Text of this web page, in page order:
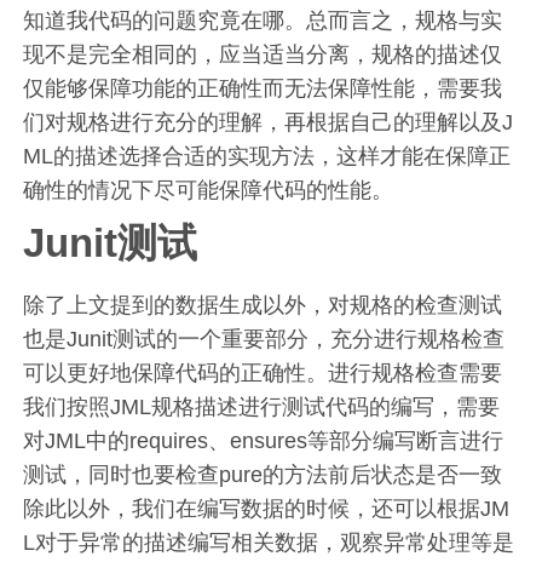
知道我代码的问题究竟在哪。总而言之，规格与实
现不是完全相同的，应当适当分离，规格的描述仅
仅能够保障功能的正确性而无法保障性能，需要我
们对规格进行充分的理解，再根据自己的理解以及J
ML的描述选择合适的实现方法，这样才能在保障正
确性的情况下尽可能保障代码的性能。
Junit测试
除了上文提到的数据生成以外，对规格的检查测试
也是Junit测试的一个重要部分，充分进行规格检查
可以更好地保障代码的正确性。进行规格检查需要
我们按照JML规格描述进行测试代码的编写，需要
对JML中的requires、ensures等部分编写断言进行
测试，同时也要检查pure的方法前后状态是否一致
除此以外，我们在编写数据的时候，还可以根据JM
L对于异常的描述编写相关数据，观察异常处理等是